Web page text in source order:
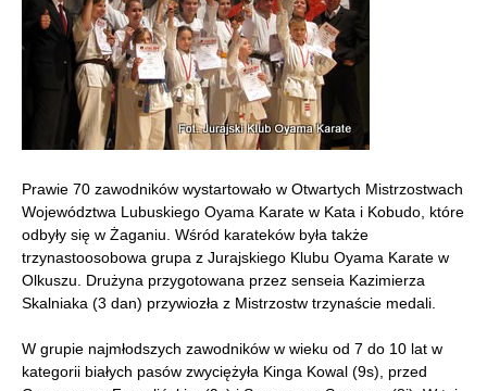
Prawie 70 zawodników wystartowało w Otwartych Mistrzostwach
Województwa Lubuskiego Oyama Karate w Kata i Kobudo, które
odbyły się w Żaganiu. Wśród karateków była także
trzynastoosobowa grupa z Jurajskiego Klubu Oyama Karate w
Olkuszu. Drużyna przygotowana przez senseia Kazimierza
Skalniaka (3 dan) przywiozła z Mistrzostw trzynaście medali.
W grupie najmłodszych zawodników w wieku od 7 do 10 lat w
kategorii białych pasów zwyciężyła Kinga Kowal (9s), przed